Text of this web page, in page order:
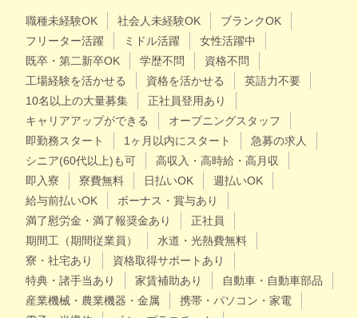
職種未経験OK 社会人未経験OK
ブランクOK
フリーター活躍
ミドル活躍
女性活躍中
既卒・第二新卒OK
学歴不問
資格不問
工場経験を活かせる
資格を活かせる
英語力不要
10名以上の大量募集
正社員登用あり
キャリアアップができる
オープニングスタッフ
即勤務スタート
1ヶ月以内にスタート
急募の求人
シニア(60代以上)も可
高収入・高時給・高月収
即入寮
寮費無料 日払いOK
週払いOK
給与前払いOK
ボーナス・賞与あり
満了慰労金・満了報奨金あり
正社員
期間工（期間従業員）
水道・光熱費無料
寮・社宅あり
資格取得サポートあり
特典・諸手当あり
家賃補助あり
自動車・自動車部品
産業機械・農業機器・金属
携帯・パソコン・家電